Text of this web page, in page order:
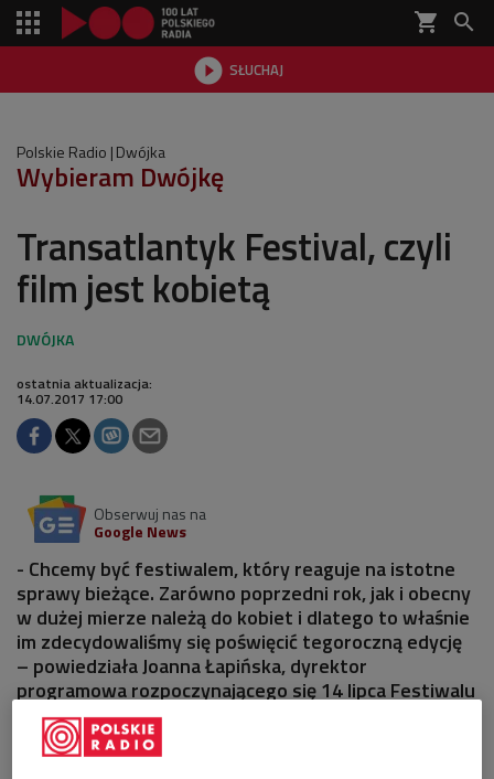
shopping_cart 
 SŁUCHAJ

Polskie Radio Dwójka
Wybieram Dwójkę
Transatlantyk Festival, czyli
film jest kobietą
ostatnia aktualizacja:
14.07.2017 17:00
Obserwuj nas na
Google News
- Chcemy być festiwalem, który reaguje na istotne
sprawy bieżące. Zarówno poprzedni rok, jak i obecny
w dużej mierze należą do kobiet i dlatego to właśnie
im zdecydowaliśmy się poświęcić tegoroczną edycję
– powiedziała Joanna Łapińska, dyrektor
programowa rozpoczynającego się 14 lipca Festiwalu
Transatlantyk.